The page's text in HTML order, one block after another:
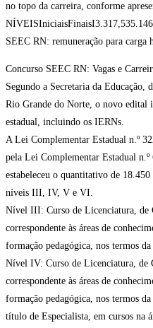
no topo da carreira, conforme
SEEC RN: remuneração para carga
Concurso SEEC RN: Vagas e
Segundo a Secretaria da
Rio Grande do Norte, o novo edital
estadual, incluindo os IERNs.
A Lei Complementar Estadual n.º
pela Lei Complementar Estadual
estabeleceu o quantitativo de
níveis III, IV, V e VI.
Nível III: Curso de Licenciatura, de
correspondente às áreas de
formação pedagógica, nos termos
Nível IV: Curso de Licenciatura, de
correspondente às áreas de
formação pedagógica, nos termos
título de Especialista, em cursos na